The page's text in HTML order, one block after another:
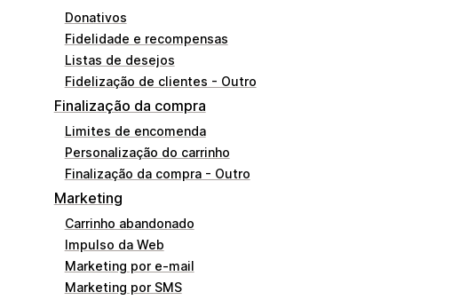
Donativos
Fidelidade e recompensas
Listas de desejos
Fidelização de clientes - Outro
Finalização da compra
Limites de encomenda
Personalização do carrinho
Finalização da compra - Outro
Marketing
Carrinho abandonado
Impulso da Web
Marketing por e-mail
Marketing por SMS